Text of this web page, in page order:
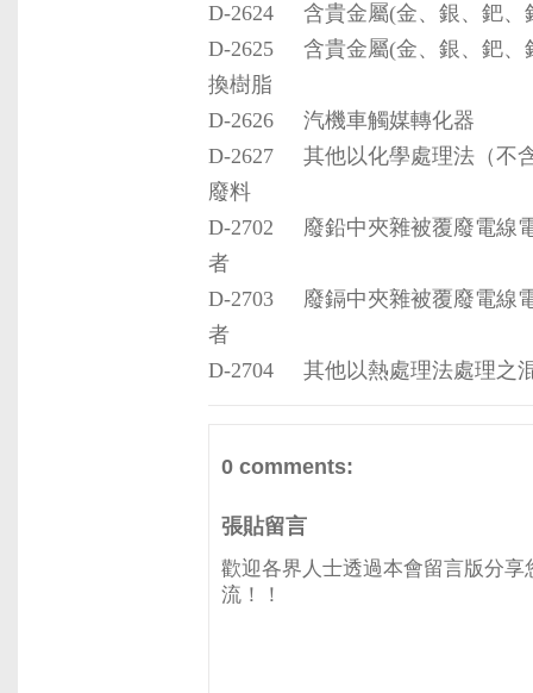
D-2624
含貴金屬(金、銀、鈀
D-2625
含貴金屬(金、銀、鈀
換樹脂
D-2626
汽機車觸媒轉化器
D-2627
其他以化學處理法（不
廢料
D-2702
廢鉛中夾雜被覆廢電線
者
D-2703
廢鎘中夾雜被覆廢電線
者
D-2704
其他以熱處理法處理之
0 comments:
張貼留言
歡迎各界人士透過本會留言版分
流！！